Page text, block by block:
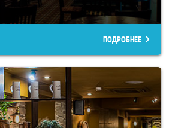
ПОДРОБНЕЕ